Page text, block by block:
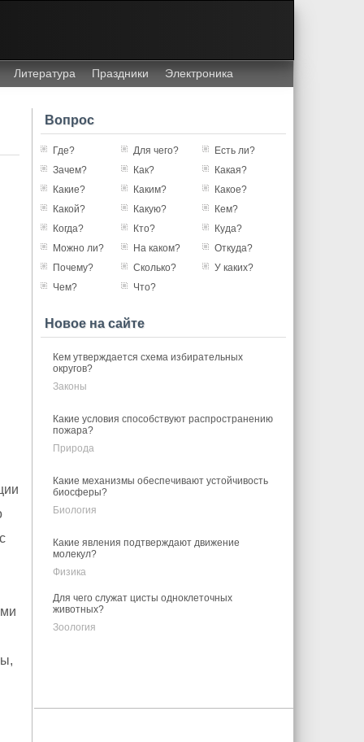
Литература Праздники Электроника
Вопрос
Где? Для чего?
Есть ли?
Зачем?
Как?
Какая?
Какие?
Каким?
Какое?
Какой?
Какую?
Кем?
Когда?
Кто?
Куда?
Можно ли?
На каком?
Откуда?
Почему?
Сколько?
У каких?
Чем?
Что?
Новое на сайте
Кем утверждается схема избирательных
округов?
Законы
Какие условия способствуют распространению
пожара?
Природа
Какие механизмы обеспечивают устойчивость
биосферы?
Биология
Какие явления подтверждают движение
молекул?
Физика
Для чего служат цисты одноклеточных
животных?
Зоология